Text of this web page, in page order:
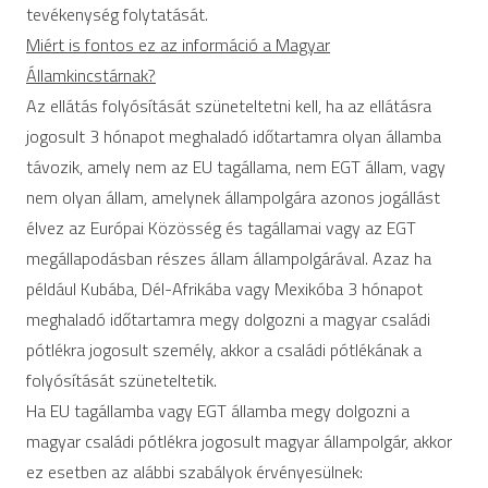
tevékenység folytatását.
Miért is fontos ez az információ a Magyar
Államkincstárnak?
Az ellátás folyósítását szüneteltetni kell, ha az ellátásra
jogosult 3 hónapot meghaladó időtartamra olyan államba
távozik, amely nem az EU tagállama, nem EGT állam, vagy
nem olyan állam, amelynek állampolgára azonos jogállást
élvez az Európai Közösség és tagállamai vagy az EGT
megállapodásban részes állam állampolgárával. Azaz ha
például Kubába, Dél-Afrikába vagy Mexikóba 3 hónapot
meghaladó időtartamra megy dolgozni a magyar családi
pótlékra jogosult személy, akkor a családi pótlékának a
folyósítását szüneteltetik.
Ha EU tagállamba vagy EGT államba megy dolgozni a
magyar családi pótlékra jogosult magyar állampolgár, akkor
ez esetben az alábbi szabályok érvényesülnek: